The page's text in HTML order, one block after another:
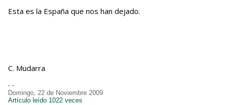
Esta es la España que nos han dejado.
C. Mudarra
- -
Domingo, 22 de Noviembre 2009
Artículo leído 1022 veces